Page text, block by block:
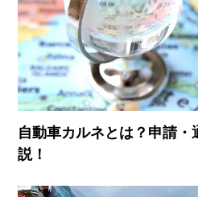
自動車カルネとは？申請
説！